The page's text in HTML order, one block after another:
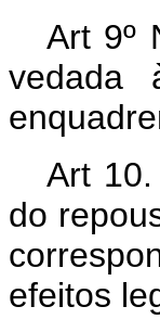
Art 9º
vedada
Art
do
efeitos